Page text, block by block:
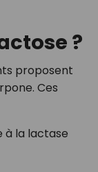
?
proposent
Ces
à la lactase